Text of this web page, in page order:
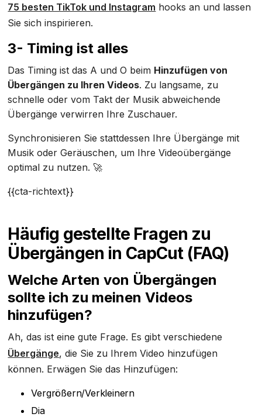
75 besten TikTok und Instagram hooks an und lassen
Sie sich inspirieren.
3- Timing ist alles
Das Timing ist das A und O beim Hinzufügen von
Übergängen zu Ihren Videos. Zu langsame, zu
schnelle oder vom Takt der Musik abweichende
Übergänge verwirren Ihre Zuschauer.
Synchronisieren Sie stattdessen Ihre Übergänge mit
Musik oder Geräuschen, um Ihre Videoübergänge
optimal zu nutzen. 🚀
{{cta-richtext}}
Häufig gestellte Fragen zu
Übergängen in CapCut (FAQ)
Welche Arten von Übergängen
sollte ich zu meinen Videos
hinzufügen?
Ah, das ist eine gute Frage. Es gibt verschiedene
Übergänge, die Sie zu Ihrem Video hinzufügen
können. Erwägen Sie das Hinzufügen:
Vergrößern/Verkleinern
Dia